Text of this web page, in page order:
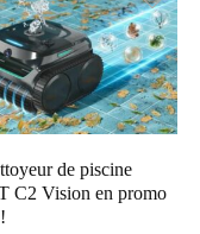
de piscine
C2 Vision en promo